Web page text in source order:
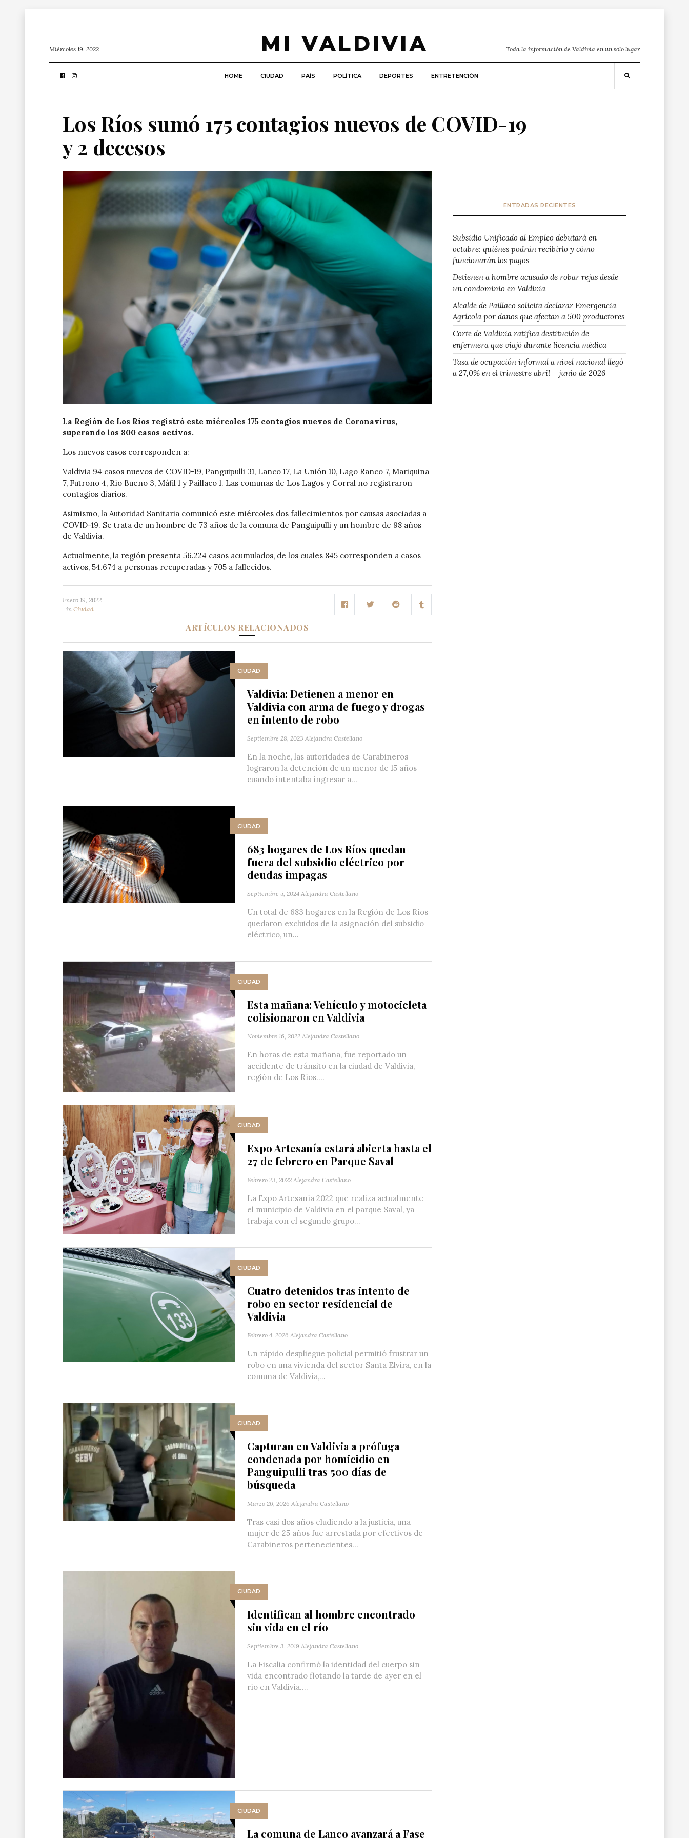
MI VALDIVIA
Miércoles 19, 2022 Toda la información de Valdivia en un solo lugar
HOME CIUDAD PAÍS POLÍTICA DEPORTES ENTRETENCIÓN
Los Ríos sumó 175 contagios nuevos de COVID-19
y 2 decesos
La Región de Los Ríos registró este miércoles 175 contagios nuevos de Coronavirus,
superando los 800 casos activos.
Los nuevos casos corresponden a:
Valdivia 94 casos nuevos de COVID-19, Panguipulli 31, Lanco 17, La Unión 10, Lago Ranco 7, Mariquina
7, Futrono 4, Río Bueno 3, Máfil 1 y Paillaco 1. Las comunas de Los Lagos y Corral no registraron
contagios diarios.
Asimismo, la Autoridad Sanitaria comunicó este miércoles dos fallecimientos por causas asociadas a
COVID-19. Se trata de un hombre de 73 años de la comuna de Panguipulli y un hombre de 98 años
de Valdivia.
Actualmente, la región presenta 56.224 casos acumulados, de los cuales 845 corresponden a casos
activos, 54.674 a personas recuperadas y 705 a fallecidos.
Enero 19, 2022
in Ciudad
ARTÍCULOS RELACIONADOS
CIUDAD
Valdivia: Detienen a menor en
Valdivia con arma de fuego y drogas
en intento de robo
Septiembre 28, 2023 Alejandra Castellano
En la noche, las autoridades de Carabineros
lograron la detención de un menor de 15 años
cuando intentaba ingresar a...
CIUDAD
683 hogares de Los Ríos quedan
fuera del subsidio eléctrico por
deudas impagas
Septiembre 5, 2024 Alejandra Castellano
Un total de 683 hogares en la Región de Los Ríos
quedaron excluidos de la asignación del subsidio
eléctrico, un...
CIUDAD
Esta mañana: Vehículo y motocicleta
colisionaron en Valdivia
Noviembre 16, 2022 Alejandra Castellano
En horas de esta mañana, fue reportado un
accidente de tránsito en la ciudad de Valdivia,
región de Los Ríos....
CIUDAD
Expo Artesanía estará abierta hasta el
27 de febrero en Parque Saval
Febrero 23, 2022 Alejandra Castellano
La Expo Artesanía 2022 que realiza actualmente
el municipio de Valdivia en el parque Saval, ya
trabaja con el segundo grupo...
CIUDAD
Cuatro detenidos tras intento de
robo en sector residencial de
Valdivia
Febrero 4, 2026 Alejandra Castellano
Un rápido despliegue policial permitió frustrar un
robo en una vivienda del sector Santa Elvira, en la
comuna de Valdivia,...
CIUDAD
Capturan en Valdivia a prófuga
condenada por homicidio en
Panguipulli tras 500 días de
búsqueda
Marzo 26, 2026 Alejandra Castellano
Tras casi dos años eludiendo a la justicia, una
mujer de 25 años fue arrestada por efectivos de
Carabineros pertenecientes...
CIUDAD
Identifican al hombre encontrado
sin vida en el río
Septiembre 3, 2019 Alejandra Castellano
La Fiscalia confirmó la identidad del cuerpo sin
vida encontrado flotando la tarde de ayer en el
río en Valdivia....
CIUDAD
La comuna de Lanco avanzará a Fase
ENTRADAS RECIENTES
Subsidio Unificado al Empleo debutará en
octubre: quiénes podrán recibirlo y cómo
funcionarán los pagos
Detienen a hombre acusado de robar rejas desde
un condominio en Valdivia
Alcalde de Paillaco solicita declarar Emergencia
Agrícola por daños que afectan a 500 productores
Corte de Valdivia ratifica destitución de
enfermera que viajó durante licencia médica
Tasa de ocupación informal a nivel nacional llegó
a 27,0% en el trimestre abril – junio de 2026